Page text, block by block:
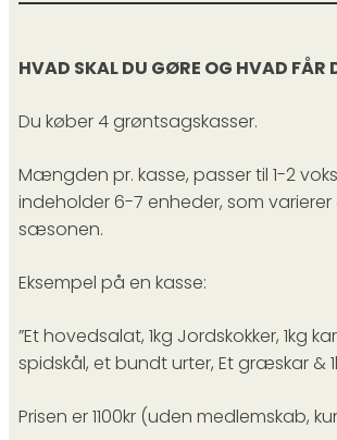
HVAD SKAL DU GØRE OG HVAD FÅR
Du køber 4 grøntsagskasser.
Mængden pr. kasse, passer til 1-2
indeholder 6-7 enheder, som
sæsonen.
Eksempel på en kasse:
”Et hovedsalat, 1kg Jordskokker, 1kg
spidskål, et bundt urter, Et græskar &
Prisen er 1100kr (uden medlemskab,